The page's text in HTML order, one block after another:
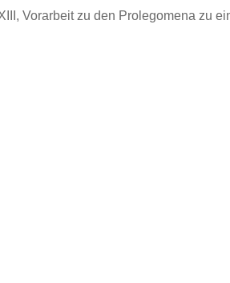
Vorarbeit zu den Prolegomena zu